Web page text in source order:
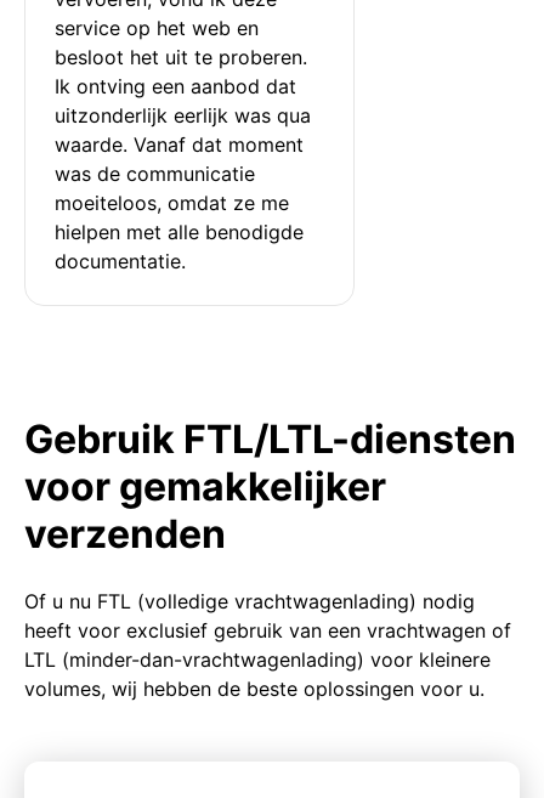
service op het web en
besloot het uit te proberen.
Ik ontving een aanbod dat
uitzonderlijk eerlijk was qua
waarde. Vanaf dat moment
was de communicatie
moeiteloos, omdat ze me
hielpen met alle benodigde
documentatie.
Gebruik FTL/LTL-diensten
voor gemakkelijker
verzenden
Of u nu FTL (volledige vrachtwagenlading) nodig
heeft voor exclusief gebruik van een vrachtwagen of
LTL (minder-dan-vrachtwagenlading) voor kleinere
volumes, wij hebben de beste oplossingen voor u.